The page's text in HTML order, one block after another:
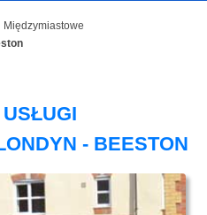
Międzymiastowe
- BEESTON